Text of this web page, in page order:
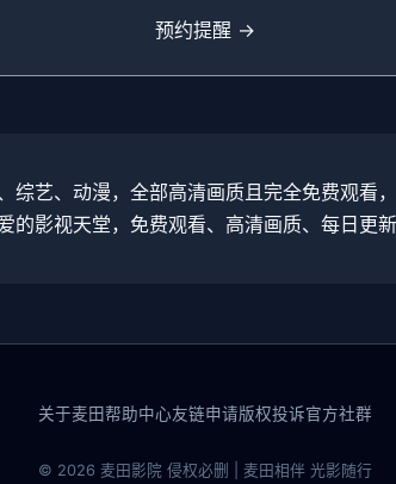
预约提醒 →
艺、动漫，全部高清画质且完全免费观看
影视天堂，免费观看、高清画质、每日更新
关于麦田帮助中心友链申请版权投诉官方社群
© 2026 麦田影院 侵权必删 | 麦田相伴 光影随行